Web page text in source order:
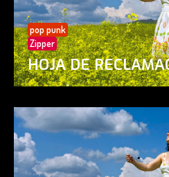
pop punk
Zipper
HOJA DE